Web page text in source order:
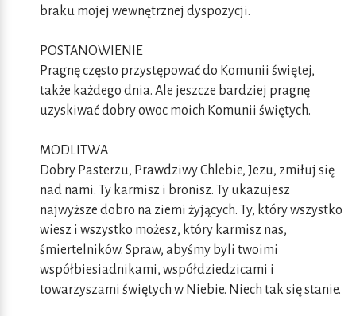
braku mojej wewnętrznej dyspozycji.
POSTANOWIENIE
Pragnę często przystępować do Komunii świętej,
także każdego dnia. Ale jeszcze bardziej pragnę
uzyskiwać dobry owoc moich Komunii świętych.
MODLITWA
Dobry Pasterzu, Prawdziwy Chlebie, Jezu, zmiłuj się
nad nami. Ty karmisz i bronisz. Ty ukazujesz
najwyższe dobro na ziemi żyjących. Ty, który wszystko
wiesz i wszystko możesz, który karmisz nas,
śmiertelników. Spraw, abyśmy byli twoimi
współbiesiadnikami, współdziedzicami i
towarzyszami świętych w Niebie. Niech tak się stanie.